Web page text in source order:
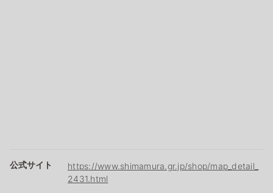
公式サイト
https://www.shimamura.gr.jp/shop/map_detail_
2431.html